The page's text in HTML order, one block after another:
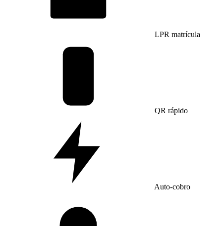
LPR matrícula
QR rápido
Auto-cobro